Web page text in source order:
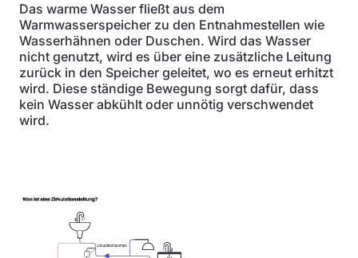
Das warme Wasser fließt aus dem
Warmwasserspeicher zu den Entnahmestellen wie
Wasserhähnen oder Duschen. Wird das Wasser
nicht genutzt, wird es über eine zusätzliche Leitung
zurück in den Speicher geleitet, wo es erneut erhitzt
wird. Diese ständige Bewegung sorgt dafür, dass
kein Wasser abkühlt oder unnötig verschwendet
wird.